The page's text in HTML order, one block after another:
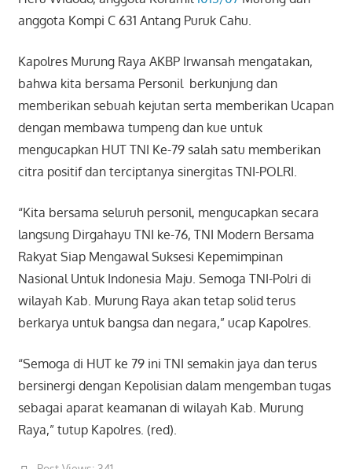
anggota Kompi C 631 Antang Puruk Cahu.
Kapolres Murung Raya AKBP Irwansah mengatakan,
bahwa kita bersama Personil berkunjung dan
memberikan sebuah kejutan serta memberikan Ucapan
dengan membawa tumpeng dan kue untuk
mengucapkan HUT TNI Ke-79 salah satu memberikan
citra positif dan terciptanya sinergitas TNI-POLRI.
“Kita bersama seluruh personil, mengucapkan secara
langsung Dirgahayu TNI ke-76, TNI Modern Bersama
Rakyat Siap Mengawal Suksesi Kepemimpinan
Nasional Untuk Indonesia Maju. Semoga TNI-Polri di
wilayah Kab. Murung Raya akan tetap solid terus
berkarya untuk bangsa dan negara,” ucap Kapolres.
“Semoga di HUT ke 79 ini TNI semakin jaya dan terus
bersinergi dengan Kepolisian dalam mengemban tugas
sebagai aparat keamanan di wilayah Kab. Murung
Raya,” tutup Kapolres. (red).